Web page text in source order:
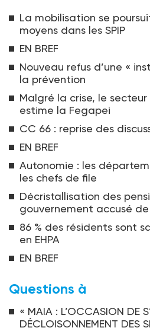
La mobilisation se
moyens dans les SPIP
EN BREF
Nouveau refus d’une «
la prévention
Malgré la crise, le
estime la Fegapei
CC 66 : reprise des
EN BREF
Autonomie : les
les chefs de file
Décristallisation des
gouvernement accusé
86 % des résidents sont
en EHPA
EN BREF
Questions à
« MAIA : L’OCCASION DE
DÉCLOISONNEMENT DES